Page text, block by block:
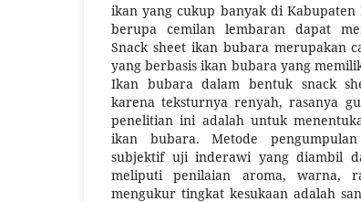
ikan yang cukup banyak di
berupa cemilan lembaran dapat
Snack sheet ikan bubara merupakan
yang berbasis ikan bubara yang
Ikan bubara dalam bentuk snack
karena teksturnya renyah, rasanya
penelitian ini adalah untuk
ikan bubara. Metode
subjektif uji inderawi yang diambil
meliputi penilaian aroma, warna,
mengukur tingkat kesukaan adalah